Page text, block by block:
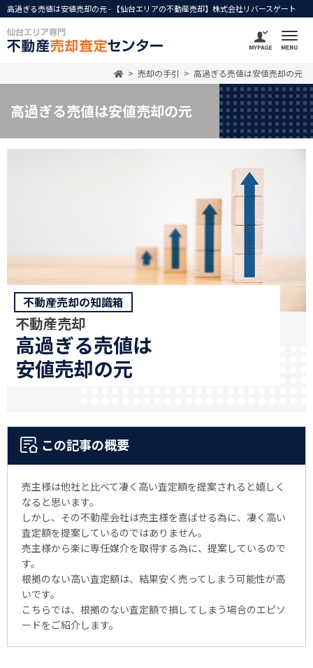
高過ぎる売値は安値売却の元 - 【仙台エリアの不動産売却】株式会社リバースゲート
売却の手引 高過ぎる売値は安値売却の元
高過ぎる売値は安値売却の元
不動産売却の知識箱
不動産売却
高過ぎる売値は
安値売却の元
この記事の概要
売主様は他社と比べて凄く高い査定額を提案されると嬉しく
なると思います。
しかし、その不動産会社は売主様を喜ばせる為に、凄く高い
査定額を提案しているのではありません。
売主様から楽に専任媒介を取得する為に、提案しているので
す。
根拠のない高い査定額は、結果安く売ってしまう可能性が高
いです。
こちらでは、根拠のない査定額で損してしまう場合のエピソ
ードをご紹介します。